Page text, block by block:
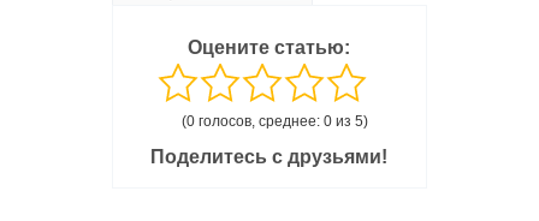
Оцените статью:
(0 голосов, среднее: 0 из 5)
Поделитесь с друзьями!